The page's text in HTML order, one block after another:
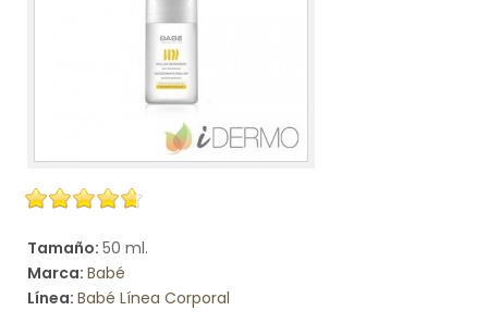
Tamaño: 50 ml.
Marca: Babé
Línea: Babé Línea Corporal